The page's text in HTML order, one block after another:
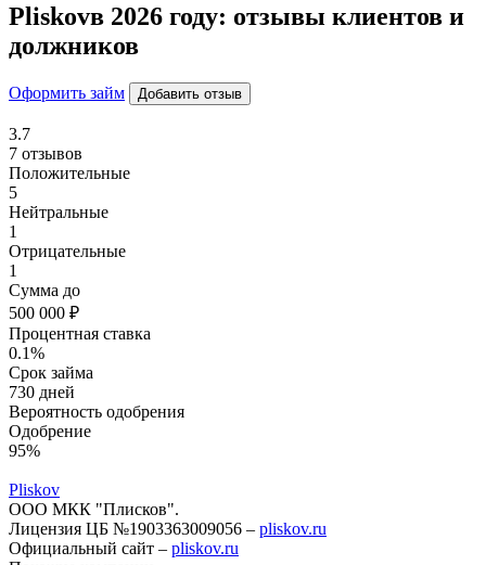
Pliskovв 2026 году: отзывы клиентов и
должников
Оформить займ Добавить отзыв
3.7
7 отзывов
Положительные
5
Нейтральные
1
Отрицательные
1
Сумма до
500 000 ₽
Процентная ставка
0.1%
Срок займа
730 дней
Вероятность одобрения
Одобрение
95%
Pliskov
ООО МКК "Плисков".
Лицензия ЦБ №1903363009056 – pliskov.ru
Официальный сайт – pliskov.ru